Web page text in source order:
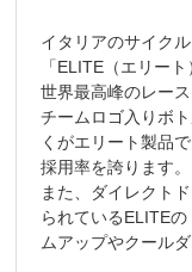
イタリアのサイク
「ELITE（エリート
世界最高峰のレー
チームロゴ入りボ
くがエリート製品
採用率を誇ります。
また、ダイレクト
られているELITE
ムアップやクール